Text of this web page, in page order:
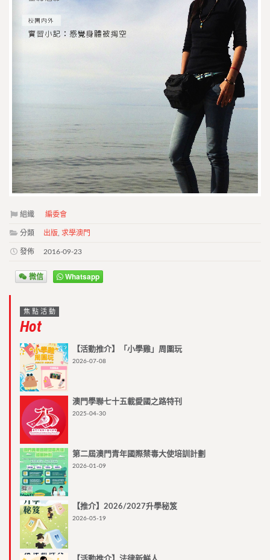
組織 編委會
分類 出版 求學澳門
發佈 2016-09-23
微信 Whatsapp
焦點活動
Hot
【活動推介】「小學雞」周圍玩
2026-07-08
澳門學聯七十五載愛國之路特刊
2025-04-30
第二屆澳門青年國際禁毒大使培訓計劃
2026-01-09
【推介】2026/2027升學秘笈
2026-05-19